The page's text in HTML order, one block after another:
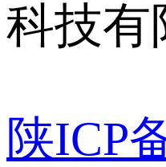
科技有
陕ICP